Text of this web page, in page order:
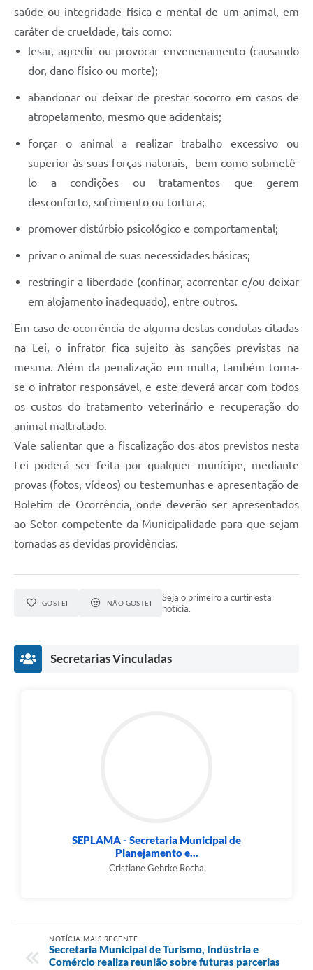
saúde ou integridade física e mental de um animal, em
caráter de crueldade, tais como:
lesar, agredir ou provocar envenenamento (causando
dor, dano físico ou morte);
abandonar ou deixar de prestar socorro em casos de
atropelamento, mesmo que acidentais;
forçar o animal a realizar trabalho excessivo ou
superior às suas forças naturais, bem como submetê-
lo a condições ou tratamentos que gerem
desconforto, sofrimento ou tortura;
promover distúrbio psicológico e comportamental;
privar o animal de suas necessidades básicas;
restringir a liberdade (confinar, acorrentar e/ou deixar
em alojamento inadequado), entre outros.
Em caso de ocorrência de alguma destas condutas citadas
na Lei, o infrator fica sujeito às sanções previstas na
mesma. Além da penalização em multa, também torna-
se o infrator responsável, e este deverá arcar com todos
os custos do tratamento veterinário e recuperação do
animal maltratado.
Vale salientar que a fiscalização dos atos previstos nesta
Lei poderá ser feita por qualquer munícipe, mediante
provas (fotos, vídeos) ou testemunhas e apresentação de
Boletim de Ocorrência, onde deverão ser apresentados
ao Setor competente da Municipalidade para que sejam
tomadas as devidas providências.
GOSTEI NÃO GOSTEI
Seja o primeiro a curtir esta
notícia.
Secretarias Vinculadas
SEPLAMA - Secretaria Municipal de
Planejamento e...
Cristiane Gehrke Rocha
NOTÍCIA MAIS RECENTE
Secretaria Municipal de Turismo, Indústria e
Comércio realiza reunião sobre futuras parcerias